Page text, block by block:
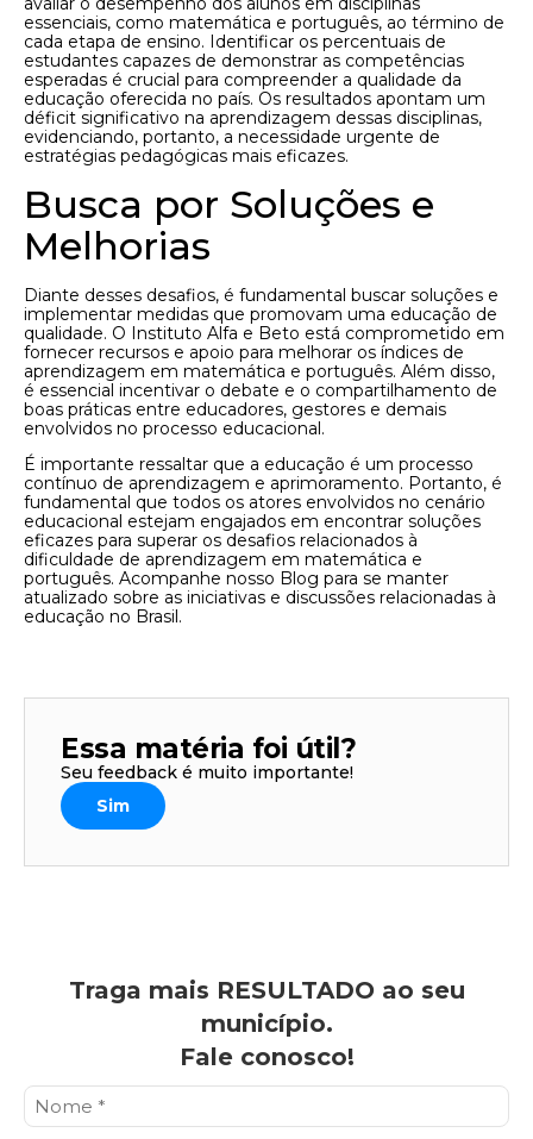
essenciais, como matemática e português, ao término de
cada etapa de ensino. Identificar os percentuais de
estudantes capazes de demonstrar as competências
esperadas é crucial para compreender a qualidade da
educação oferecida no país. Os resultados apontam um
déficit significativo na aprendizagem dessas disciplinas,
evidenciando, portanto, a necessidade urgente de
estratégias pedagógicas mais eficazes.
Busca por Soluções e
Melhorias
Diante desses desafios, é fundamental buscar soluções e
implementar medidas que promovam uma educação de
qualidade. O Instituto Alfa e Beto está comprometido em
fornecer recursos e apoio para melhorar os índices de
aprendizagem em matemática e português. Além disso,
é essencial incentivar o debate e o compartilhamento de
boas práticas entre educadores, gestores e demais
envolvidos no processo educacional.
É importante ressaltar que a educação é um processo
contínuo de aprendizagem e aprimoramento. Portanto, é
fundamental que todos os atores envolvidos no cenário
educacional estejam engajados em encontrar soluções
eficazes para superar os desafios relacionados à
dificuldade de aprendizagem em matemática e
português. Acompanhe nosso Blog para se manter
atualizado sobre as iniciativas e discussões relacionadas à
educação no Brasil.
Essa matéria foi útil?
Seu feedback é muito importante!
Sim
Traga mais RESULTADO ao seu
município.
Fale conosco!